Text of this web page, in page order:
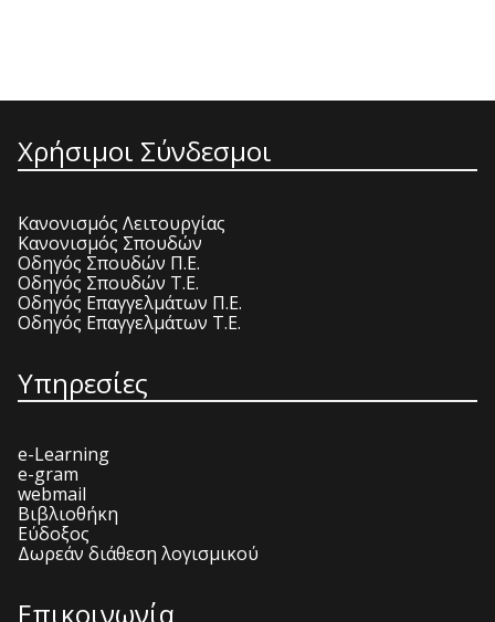
Χρήσιμοι Σύνδεσμοι
Κανονισμός Λειτουργίας
Κανονισμός Σπουδών
Οδηγός Σπουδών Π.Ε.
Οδηγός Σπουδών Τ.Ε.
Οδηγός Επαγγελμάτων Π.Ε.
Οδηγός Επαγγελμάτων Τ.Ε.
Υπηρεσίες
e-Learning
e-gram
webmail
Βιβλιοθήκη
Εύδοξος
Δωρεάν διάθεση λογισμικού
Επικοινωνία